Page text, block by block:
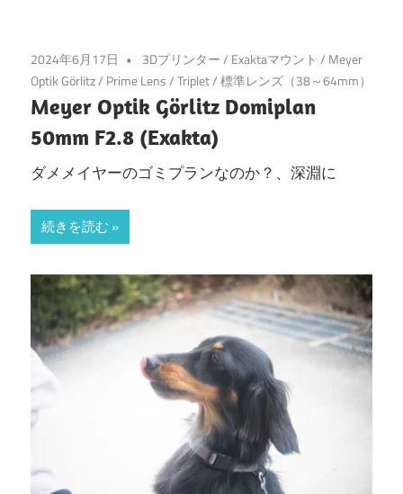
2024年6月17日 3Dプリンター/ Exaktaマウント / Meyer
Optik Görlitz/ Prime Lens/Triplet/標準レンズ（38～64mm）
Meyer Optik Görlitz Domiplan
50mm F2.8 (Exakta)
ダメメイヤーのゴミプランなのか？、深淵に
続きを読む